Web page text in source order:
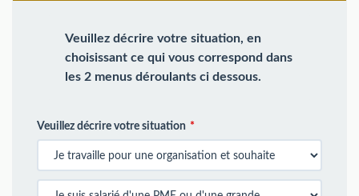
Veuillez décrire votre situation, en
choisissant ce qui vous correspond dans
les 2 menus déroulants ci dessous.
Veuillez décrire votre situation